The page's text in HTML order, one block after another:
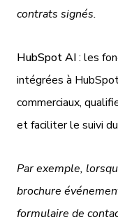
contrats signés.
HubSpot AI: les
intégrées à
commerciaux,
et faciliter le suivi
Par exemple,
brochure
formulaire de